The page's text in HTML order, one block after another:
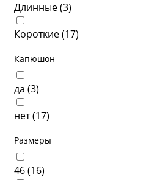
Длинные (3)
Короткие (17)
Капюшон
да (3)
нет (17)
Размеры
46 (16)